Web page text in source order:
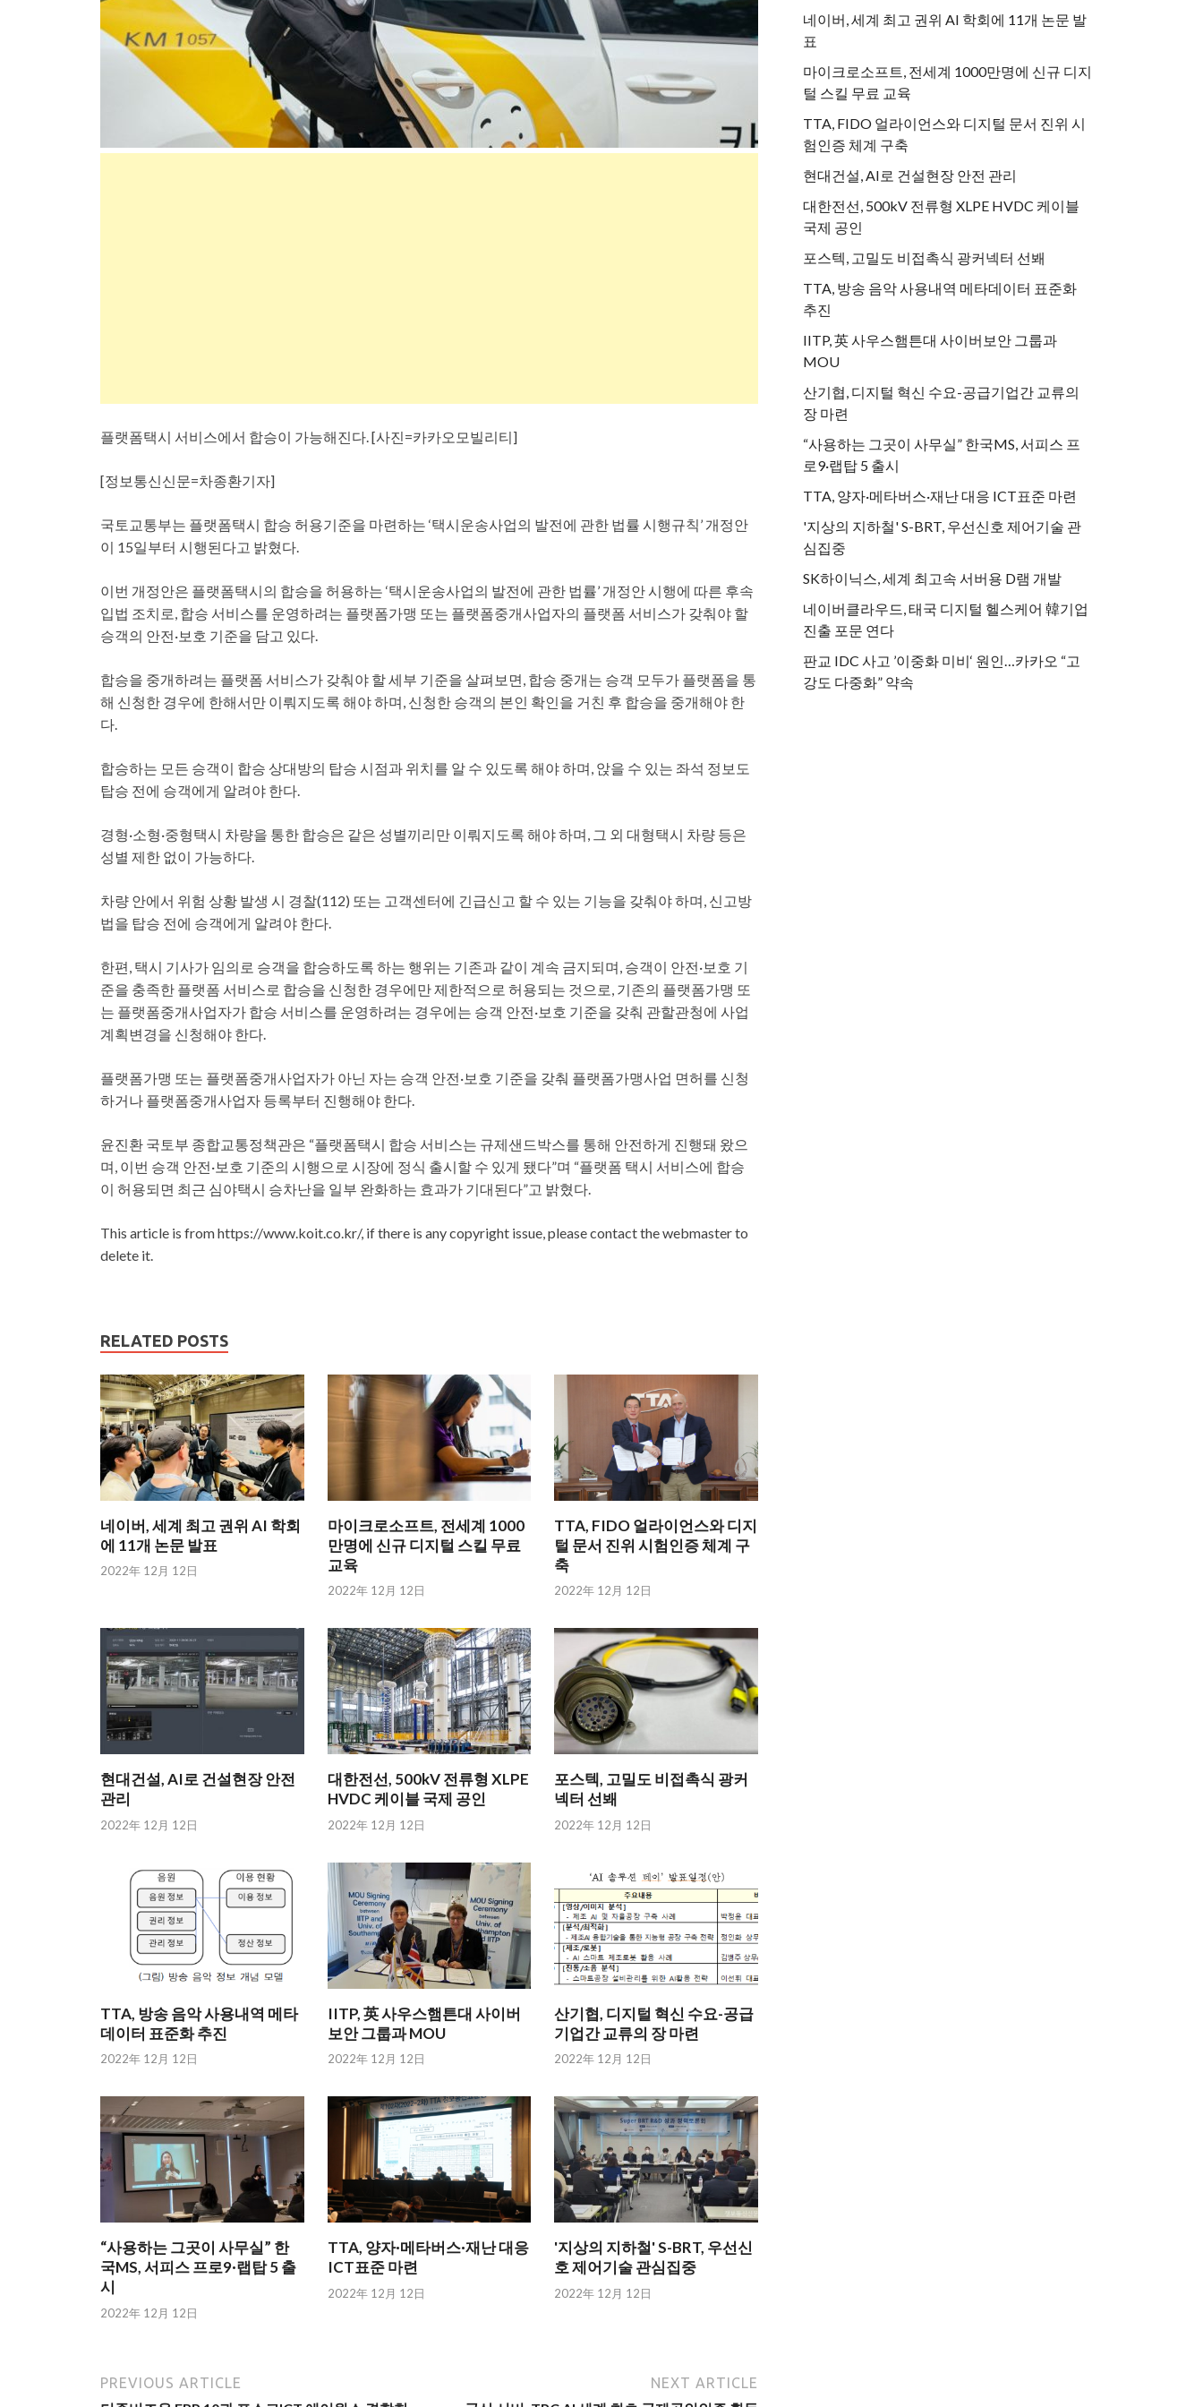
플랫폼택시 서비스에서 합승이 가능해진다. [사진=카카오모빌리티]
[정보통신신문=차종환기자]
국토교통부는 플랫폼택시 합승 허용기준을 마련하는 ‘택시운송사업의 발전에 관한 법률 시행규칙’ 개정안
이 15일부터 시행된다고 밝혔다.
이번 개정안은 플랫폼택시의 합승을 허용하는 ‘택시운송사업의 발전에 관한 법률’ 개정안 시행에 따른 후속
입법 조치로, 합승 서비스를 운영하려는 플랫폼가맹 또는 플랫폼중개사업자의 플랫폼 서비스가 갖춰야 할
승객의 안전·보호 기준을 담고 있다.
합승을 중개하려는 플랫폼 서비스가 갖춰야 할 세부 기준을 살펴보면, 합승 중개는 승객 모두가 플랫폼을 통
해 신청한 경우에 한해서만 이뤄지도록 해야 하며, 신청한 승객의 본인 확인을 거친 후 합승을 중개해야 한
다.
합승하는 모든 승객이 합승 상대방의 탑승 시점과 위치를 알 수 있도록 해야 하며, 앉을 수 있는 좌석 정보도
탑승 전에 승객에게 알려야 한다.
경형·소형·중형택시 차량을 통한 합승은 같은 성별끼리만 이뤄지도록 해야 하며, 그 외 대형택시 차량 등은
성별 제한 없이 가능하다.
차량 안에서 위험 상황 발생 시 경찰(112) 또는 고객센터에 긴급신고 할 수 있는 기능을 갖춰야 하며, 신고방
법을 탑승 전에 승객에게 알려야 한다.
한편, 택시 기사가 임의로 승객을 합승하도록 하는 행위는 기존과 같이 계속 금지되며, 승객이 안전·보호 기
준을 충족한 플랫폼 서비스로 합승을 신청한 경우에만 제한적으로 허용되는 것으로, 기존의 플랫폼가맹 또
는 플랫폼중개사업자가 합승 서비스를 운영하려는 경우에는 승객 안전·보호 기준을 갖춰 관할관청에 사업
계획변경을 신청해야 한다.
플랫폼가맹 또는 플랫폼중개사업자가 아닌 자는 승객 안전·보호 기준을 갖춰 플랫폼가맹사업 면허를 신청
하거나 플랫폼중개사업자 등록부터 진행해야 한다.
윤진환 국토부 종합교통정책관은 “플랫폼택시 합승 서비스는 규제샌드박스를 통해 안전하게 진행돼 왔으
며, 이번 승객 안전·보호 기준의 시행으로 시장에 정식 출시할 수 있게 됐다”며 “플랫폼 택시 서비스에 합승
이 허용되면 최근 심야택시 승차난을 일부 완화하는 효과가 기대된다”고 밝혔다.
This article is from https://www.koit.co.kr/, if there is any copyright issue, please contact the webmaster to
delete it.
RELATED POSTS
네이버, 세계 최고 권위 AI 학회
에 11개 논문 발표
2022年 12月 12日
마이크로소프트, 전세계 1000
만명에 신규 디지털 스킬 무료
교육
2022年 12月 12日
TTA, FIDO 얼라이언스와 디지
털 문서 진위 시험인증 체계 구
축
2022年 12月 12日
현대건설, AI로 건설현장 안전
관리
2022年 12月 12日
대한전선, 500kV 전류형 XLPE
HVDC 케이블 국제 공인
2022年 12月 12日
포스텍, 고밀도 비접촉식 광커
넥터 선봬
2022年 12月 12日
TTA, 방송 음악 사용내역 메타
데이터 표준화 추진
2022年 12月 12日
IITP, 英 사우스햄튼대 사이버
보안 그룹과 MOU
2022年 12月 12日
산기협, 디지털 혁신 수요-공급
기업간 교류의 장 마련
2022年 12月 12日
“사용하는 그곳이 사무실” 한
국MS, 서피스 프로9·랩탑 5 출
시
2022年 12月 12日
TTA, 양자·메타버스·재난 대응
ICT표준 마련
2022年 12月 12日
'지상의 지하철' S-BRT, 우선신
호 제어기술 관심집중
2022年 12月 12日
PREVIOUS ARTICLE NEXT ARTICLE
네이버, 세계 최고 권위 AI 학회에 11개 논문 발
표
마이크로소프트, 전세계 1000만명에 신규 디지
털 스킬 무료 교육
TTA, FIDO 얼라이언스와 디지털 문서 진위 시
험인증 체계 구축
현대건설, AI로 건설현장 안전 관리
대한전선, 500kV 전류형 XLPE HVDC 케이블
국제 공인
포스텍, 고밀도 비접촉식 광커넥터 선봬
TTA, 방송 음악 사용내역 메타데이터 표준화
추진
IITP, 英 사우스햄튼대 사이버보안 그룹과
MOU
산기협, 디지털 혁신 수요-공급기업간 교류의
장 마련
“사용하는 그곳이 사무실” 한국MS, 서피스 프
로9·랩탑 5 출시
TTA, 양자·메타버스·재난 대응 ICT표준 마련
'지상의 지하철' S-BRT, 우선신호 제어기술 관
심집중
SK하이닉스, 세계 최고속 서버용 D램 개발
네이버클라우드, 태국 디지털 헬스케어 韓기업
진출 포문 연다
판교 IDC 사고 ’이중화 미비‘ 원인…카카오 “고
강도 다중화” 약속